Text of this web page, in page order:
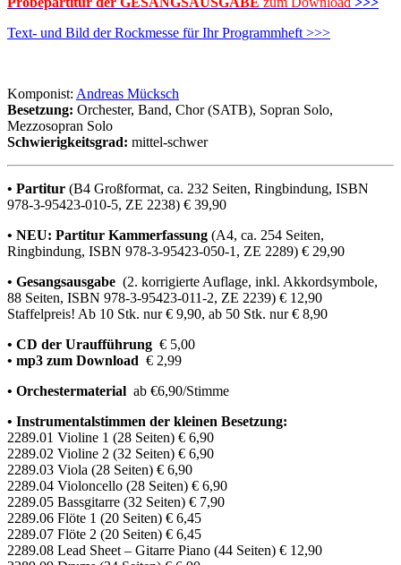
Text- und Bild der Rockmesse für Ihr Programmheft >>>
Komponist: Andreas Mücksch
Besetzung: Orchester, Band, Chor (SATB), Sopran Solo,
Mezzosopran Solo
Schwierigkeitsgrad: mittel-schwer
• Partitur (B4 Großformat, ca. 232 Seiten, Ringbindung, ISBN
978-3-95423-010-5, ZE 2238) € 39,90
• NEU: Partitur Kammerfassung (A4, ca. 254 Seiten,
Ringbindung, ISBN 978-3-95423-050-1, ZE 2289) € 29,90
• Gesangsausgabe (2. korrigierte Auflage, inkl. Akkordsymbole,
88 Seiten, ISBN 978-3-95423-011-2, ZE 2239) € 12,90
Staffelpreis! Ab 10 Stk. nur € 9,90, ab 50 Stk. nur € 8,90
• CD der Uraufführung € 5,00
• mp3 zum Download € 2,99
• Orchestermaterial ab €6,90/Stimme
• Instrumentalstimmen der kleinen Besetzung:
2289.01 Violine 1 (28 Seiten) € 6,90
2289.02 Violine 2 (32 Seiten) € 6,90
2289.03 Viola (28 Seiten) € 6,90
2289.04 Violoncello (28 Seiten) € 6,90
2289.05 Bassgitarre (32 Seiten) € 7,90
2289.06 Flöte 1 (20 Seiten) € 6,45
2289.07 Flöte 2 (20 Seiten) € 6,45
2289.08 Lead Sheet – Gitarre Piano (44 Seiten) € 12,90